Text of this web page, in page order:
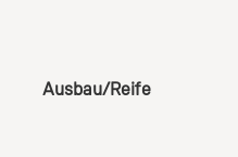
Ausbau/Reife